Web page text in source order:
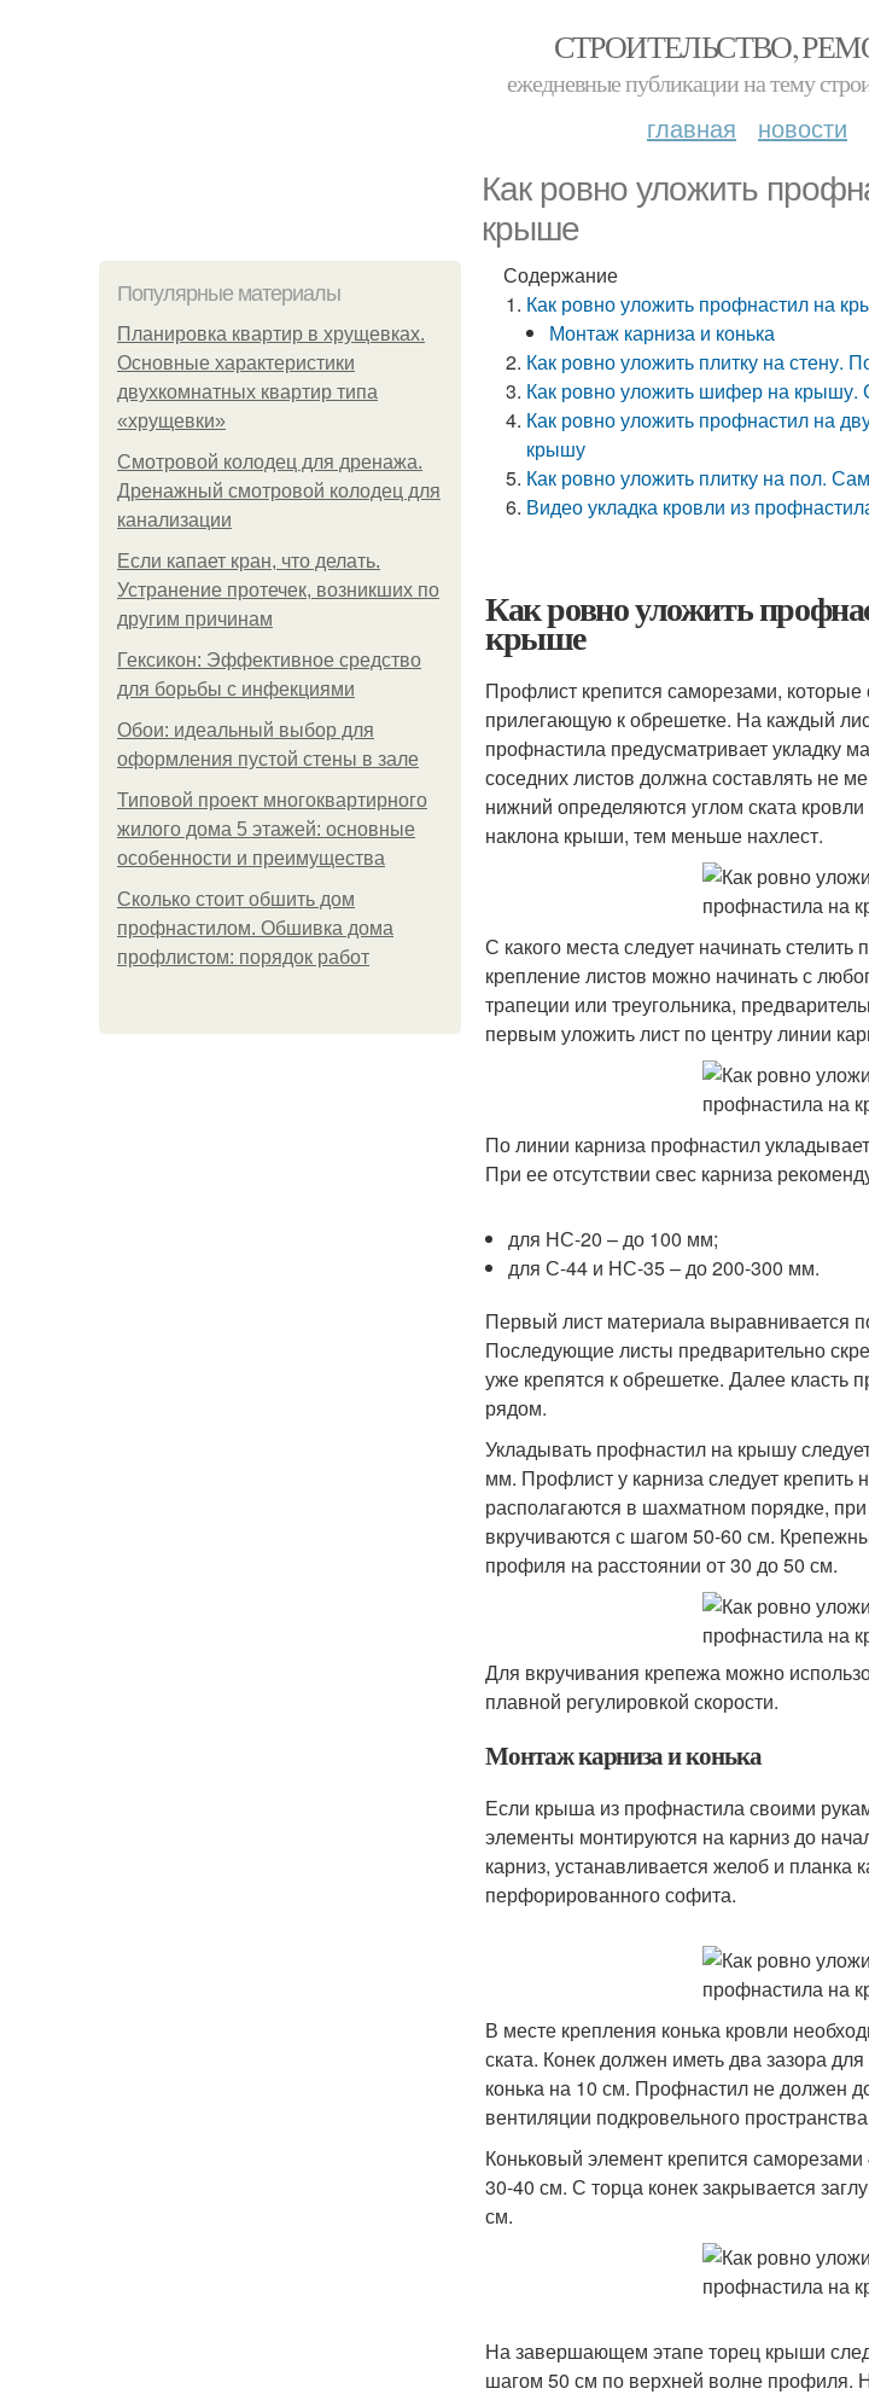
СТРОИТЕЛЬСТВО,
ежедневные публикации на тему
главная новости
Как ровно уложить
крыше
Популярные материалы
Планировка квартир в хрущевках.
Основные характеристики
двухкомнатных квартир типа
«хрущевки»
Смотровой колодец для дренажа.
Дренажный смотровой колодец для
канализации
Если капает кран, что делать.
Устранение протечек, возникших по
другим причинам
Гексикон: Эффективное средство
для борьбы с инфекциями
Обои: идеальный выбор для
оформления пустой стены в зале
Типовой проект многоквартирного
жилого дома 5 этажей: основные
особенности и преимущества
Сколько стоит обшить дом
профнастилом. Обшивка дома
профлистом: порядок работ
Содержание
Как ровно уложить профнастил на
Монтаж карниза и конька
Как ровно уложить плитку на стену.
Как ровно уложить шифер на крышу.
Как ровно уложить профнастил на
крышу
Как ровно уложить плитку на пол.
Видео укладка кровли из
Как ровно уложить
крыше
Профлист крепится саморезами,
прилегающую к обрешетке. На каждый
профнастила предусматривает укладку
соседних листов должна составлять не
нижний определяются углом ската
наклона крыши, тем меньше нахлест.
С какого места следует начинать
крепление листов можно начинать с
трапеции или треугольника,
первым уложить лист по центру линии
По линии карниза профнастил
При ее отсутствии свес карниза
для НС-20 – до 100 мм;
для С-44 и НС-35 – до 200-300 мм.
Первый лист материала выравнивается
Последующие листы предварительно
уже крепятся к обрешетке. Далее класть
рядом.
Укладывать профнастил на крышу
мм. Профлист у карниза следует
располагаются в шахматном порядке,
вкручиваются с шагом 50-60 см.
профиля на расстоянии от 30 до 50 см.
Для вкручивания крепежа можно
плавной регулировкой скорости.
Монтаж карниза и конька
Если крыша из профнастила своими
элементы монтируются на карниз до
карниз, устанавливается желоб и планка
перфорированного софита.
В месте крепления конька кровли
ската. Конек должен иметь два зазора
конька на 10 см. Профнастил не должен
вентиляции подкровельного
Коньковый элемент крепится
30-40 см. С торца конек закрывается
см.
На завершающем этапе торец крыши
шагом 50 см по верхней волне профиля.